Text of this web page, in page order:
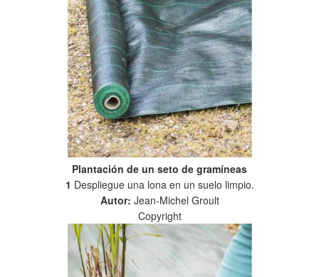
Plantación de un seto de gramíneas
1 Despliegue una lona en un suelo limpio.
Autor: Jean-Michel Groult
Copyright